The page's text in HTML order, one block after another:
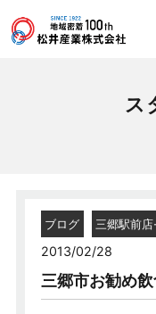
ス
ブログ 三郷駅前
2013/02/28
三郷市お勧め